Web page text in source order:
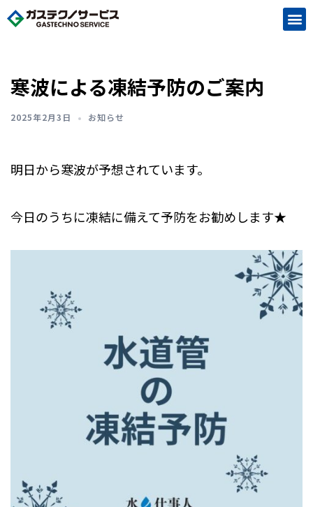
寒波による凍結予防のご案内
2025年2月3日 お知らせ
明日から寒波が予想されています。
今日のうちに凍結に備えて予防をお勧めします★